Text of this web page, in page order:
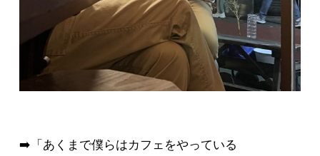
➡️「あくまで僕らはカフェをやっている